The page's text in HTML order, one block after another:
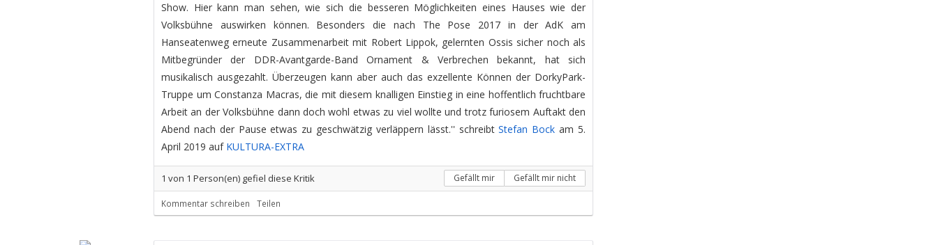
Show. Hier kann man sehen, wie sich die besseren Möglichkeiten eines Hauses wie der
Volksbühne auswirken können. Besonders die nach The Pose 2017 in der AdK am
Hanseatenweg erneute Zusammenarbeit mit Robert Lippok, gelernten Ossis sicher noch als
Mitbegründer der DDR-Avantgarde-Band Ornament & Verbrechen bekannt, hat sich
musikalisch ausgezahlt. Überzeugen kann aber auch das exzellente Können der DorkyPark-
Truppe um Constanza Macras, die mit diesem knalligen Einstieg in eine hoffentlich fruchtbare
Arbeit an der Volksbühne dann doch wohl etwas zu viel wollte und trotz furiosem Auftakt den
Abend nach der Pause etwas zu geschwätzig verläppern lässt.'' schreibtStefan Bock am 5.
April 2019 auf KULTURA-EXTRA
1 von 1 Person(en) gefiel diese Kritik Gefällt mir Gefällt mir nicht
Kommentar schreiben Teilen